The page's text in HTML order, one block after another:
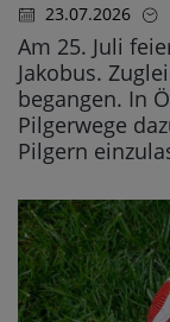
23.07.2026
Am 25. Juli
Jakobus.
begangen. In
Pilgerwege
Pilgern